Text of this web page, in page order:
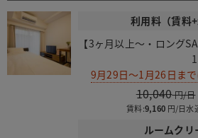
利用料（賃料+
【3ヶ月以上～・ロング
1
9月29日～1月26日ま
10,040
賃料:9,160 水
ルームク